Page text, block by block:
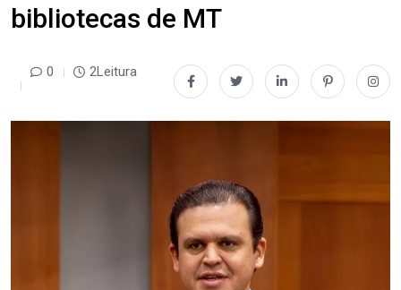
bibliotecas de MT
0 2Leitura